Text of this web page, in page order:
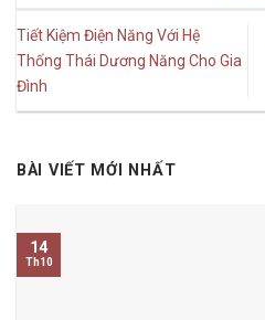
Tiết Kiệm Điện Năng Với Hệ
Thống Thái Dương Năng Cho Gia
Đình
BÀI VIẾT MỚI NHẤT
14
Th10